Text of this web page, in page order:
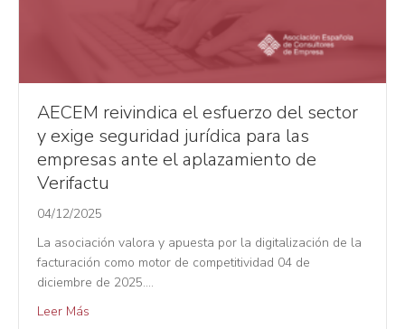
AECEM reivindica el esfuerzo del sector
y exige seguridad jurídica para las
empresas ante el aplazamiento de
Verifactu
04/12/2025
La asociación valora y apuesta por la digitalización de la
facturación como motor de competitividad 04 de
diciembre de 2025.…
Leer Más